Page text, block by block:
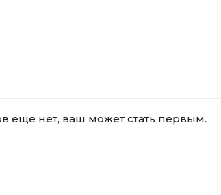
еще нет, ваш может стать первым.